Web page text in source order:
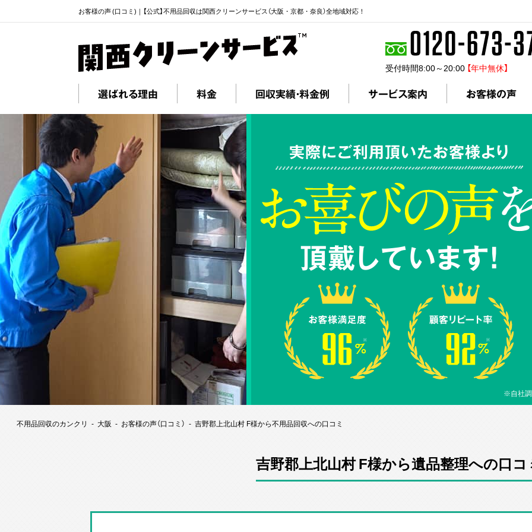
お客様の声 (口コミ)｜【公式】不用品回収は関西クリーンサービス（大阪・京都・奈良）全地域対応！
受付時間8:00～20:00 【年中無休】
選ばれる理由 料金 回収実績・料金例 サービス案内 お客様の声
実際にご利用頂いたお客様より
頂戴しています!
※自社
不用品回収のカンクリ 大阪 お客様の声（口コミ） 吉野郡上北山村 F様から不用品回収への口コミ
吉野郡上北山村 F様から遺品整理への口コ